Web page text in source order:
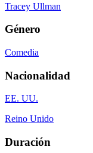
Tracey Ullman
Género
Comedia
Nacionalidad
EE. UU.
Reino Unido
Duración